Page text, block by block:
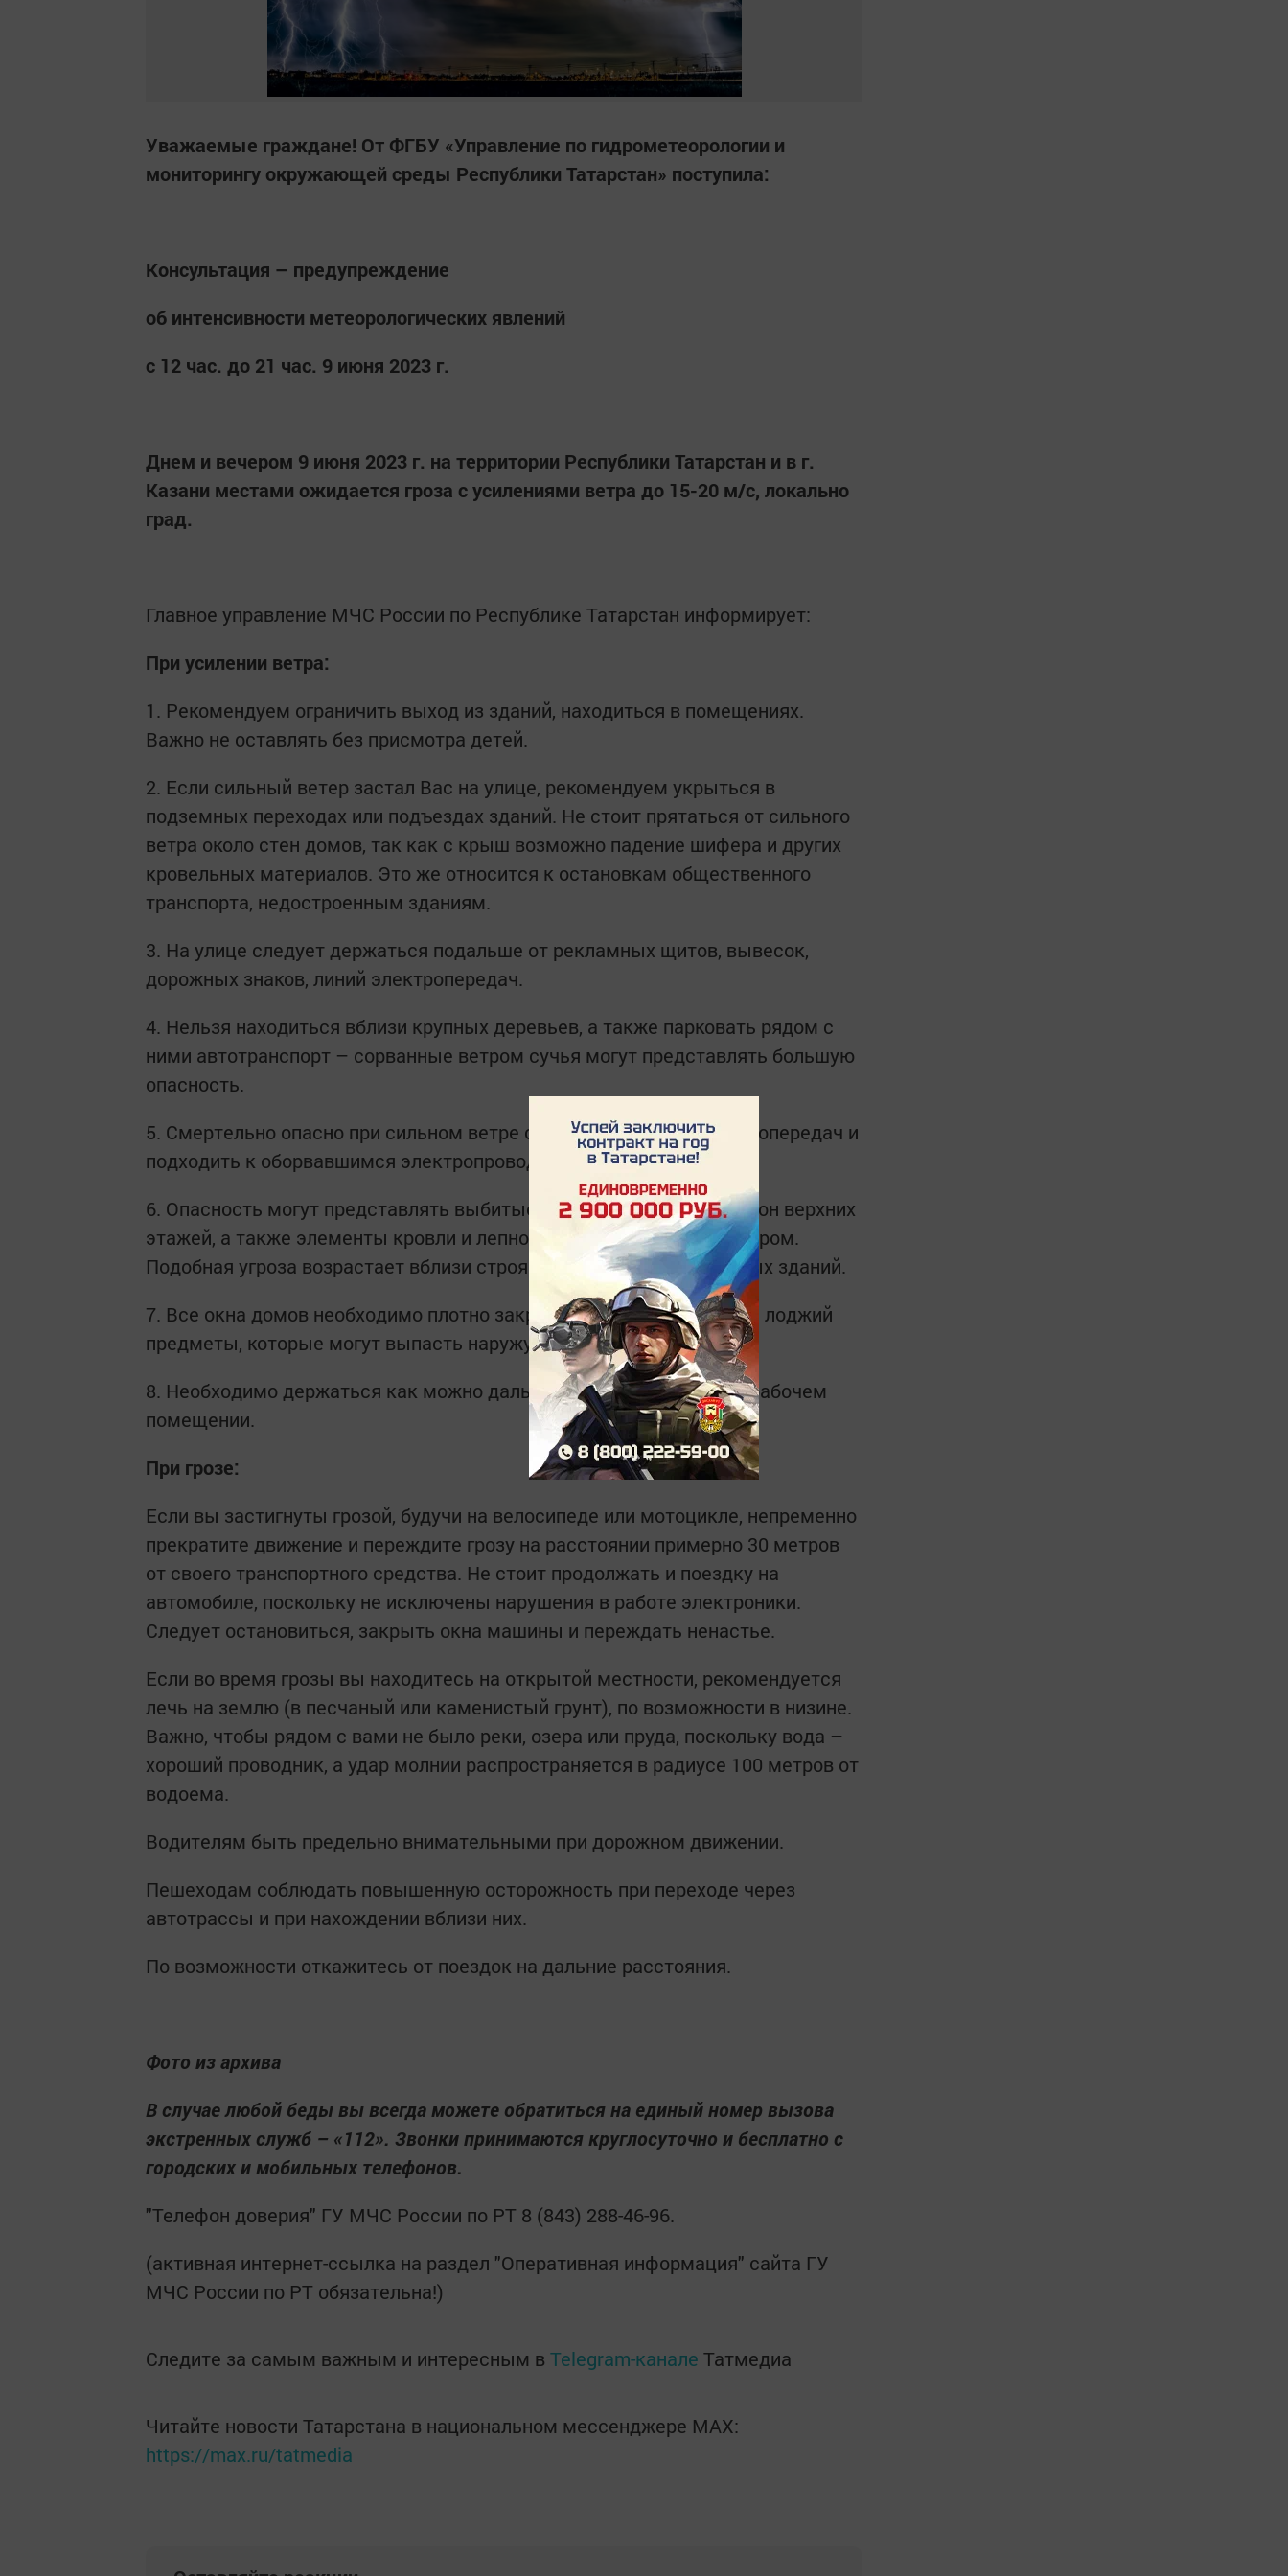
Уважаемые граждане! От ФГБУ «Управление по гидрометеорологии и
мониторингу окружающей среды Республики Татарстан» поступила:
Консультация – предупреждение
об интенсивности метеорологических явлений
с 12 час. до 21 час. 9 июня 2023 г.
Днем и вечером 9 июня 2023 г. на территории Республики Татарстан и в г.
Казани местами ожидается гроза с усилениями ветра до 15-20 м/с, локально
град.
Главное управление МЧС России по Республике Татарстан информирует:
При усилении ветра:
1. Рекомендуем ограничить выход из зданий, находиться в помещениях.
Важно не оставлять без присмотра детей.
2. Если сильный ветер застал Вас на улице, рекомендуем укрыться в
подземных переходах или подъездах зданий. Не стоит прятаться от сильного
ветра около стен домов, так как с крыш возможно падение шифера и других
кровельных материалов. Это же относится к остановкам общественного
транспорта, недостроенным зданиям.
3. На улице следует держаться подальше от рекламных щитов, вывесок,
дорожных знаков, линий электропередач.
4. Нельзя находиться вблизи крупных деревьев, а также парковать рядом с
ними автотранспорт – сорванные ветром сучья могут представлять большую
опасность.
5. Смертельно опасно при сильном ветре стоять под линией электропередач и
подходить к оборвавшимся электропроводам.
6. Опасность могут представлять выбитые стекла, падающие из окон верхних
этажей, а также элементы кровли и лепного декора, сорванные ветром.
Подобная угроза возрастает вблизи строящихся или ремонтируемых зданий.
7. Все окна домов необходимо плотно закрыть, убрать с балконов и лоджий
предметы, которые могут выпасть наружу.
8. Необходимо держаться как можно дальше от окон в жилом или рабочем
помещении.
При грозе:
Если вы застигнуты грозой, будучи на велосипеде или мотоцикле, непременно
прекратите движение и переждите грозу на расстоянии примерно 30 метров
от своего транспортного средства. Не стоит продолжать и поездку на
автомобиле, поскольку не исключены нарушения в работе электроники.
Следует остановиться, закрыть окна машины и переждать ненастье.
Если во время грозы вы находитесь на открытой местности, рекомендуется
лечь на землю (в песчаный или каменистый грунт), по возможности в низине.
Важно, чтобы рядом с вами не было реки, озера или пруда, поскольку вода –
хороший проводник, а удар молнии распространяется в радиусе 100 метров от
водоема.
Водителям быть предельно внимательными при дорожном движении.
Пешеходам соблюдать повышенную осторожность при переходе через
автотрассы и при нахождении вблизи них.
По возможности откажитесь от поездок на дальние расстояния.
Фото из архива
В случае любой беды вы всегда можете обратиться на единый номер вызова
экстренных служб – «112». Звонки принимаются круглосуточно и бесплатно с
городских и мобильных телефонов.
"Телефон доверия" ГУ МЧС России по РТ 8 (843) 288-46-96.
(активная интернет-ссылка на раздел "Оперативная информация" сайта ГУ
МЧС России по РТ обязательна!)
Следите за самым важным и интересным в Telegram-канале Татмедиа
Читайте новости Татарстана в национальном мессенджере MАХ:
https://max.ru/tatmedia